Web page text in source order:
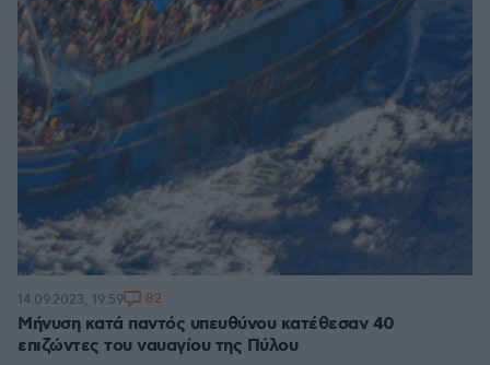
Μήνυση κατά παντός υπευθύνου κατέθεσαν 40
επιζώντες του ναυαγίου της Πύλου
14.09.2023, 19:59 82